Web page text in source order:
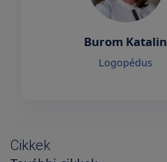
Burom Katalin
Logopédus
Cikkek